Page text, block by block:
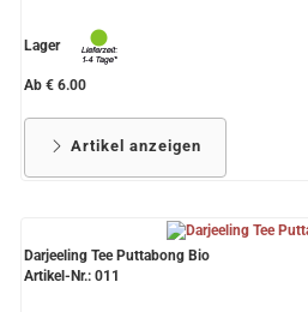
Lager
Ab € 6.00
Artikel anzeigen
Darjeeling Tee Puttabong Bio
Artikel-Nr.: 011